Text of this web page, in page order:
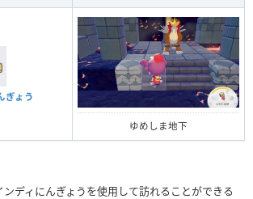
ぎょう
ゆめしま地下
ンディにんぎょうを使用して訪れることができる